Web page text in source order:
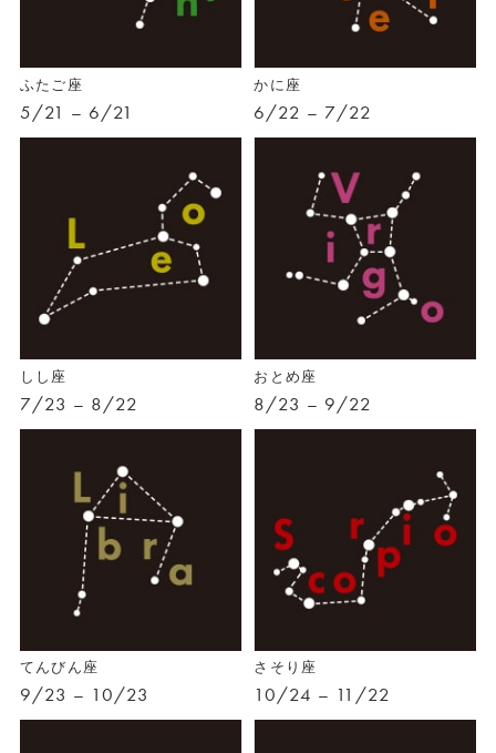
ふたご座
5/21 – 6/21
かに座
6/22 – 7/22
しし座
7/23 – 8/22
おとめ座
8/23 – 9/22
てんびん座
9/23 – 10/23
さそり座
10/24 – 11/22